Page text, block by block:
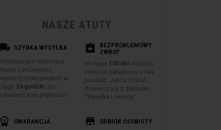
NASZE ATUTY
SZYBKA WYSYŁKA
jest darmowa.
zamówienie
maksymalnie w
24 godzin, po
płatności.
GWARANCJA
assignment_return
BEZPROBLEMOWY
ZWROT
W ciągu 100 dni możesz
zwrócić zakupiony u nas
produkt. Jak to zrobić,
dowiesz się z zakładki
"Wysyłka i zwroty".
store ODBIÓR OSOBISTY